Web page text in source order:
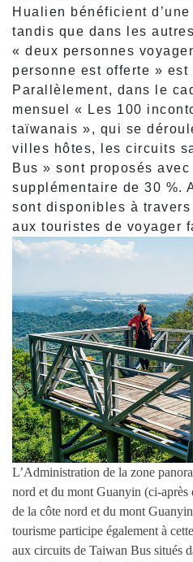
Hualien bénéficient
tandis que dans les
« deux personnes
personne est offerte » est
Parallèlement, dans le
mensuel « Les 100
taïwanais », qui se
villes hôtes, les circuits
Bus » sont proposés
supplémentaire de 30 %.
sont disponibles à
aux touristes de voyager
L’Administration de la zone
nord et du mont Guanyin (ci-
de la côte nord et du mont
tourisme participe également à
aux circuits de Taiwan Bus situés